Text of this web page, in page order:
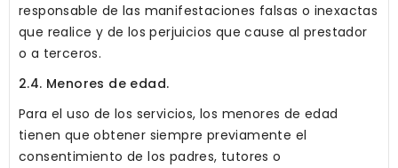
responsable de las manifestaciones falsas o inexactas
que realice y de los perjuicios que cause al prestador
o a terceros.
2.4. Menores de edad.
Para el uso de los servicios, los menores de edad
tienen que obtener siempre previamente el
consentimiento de los padres, tutores o